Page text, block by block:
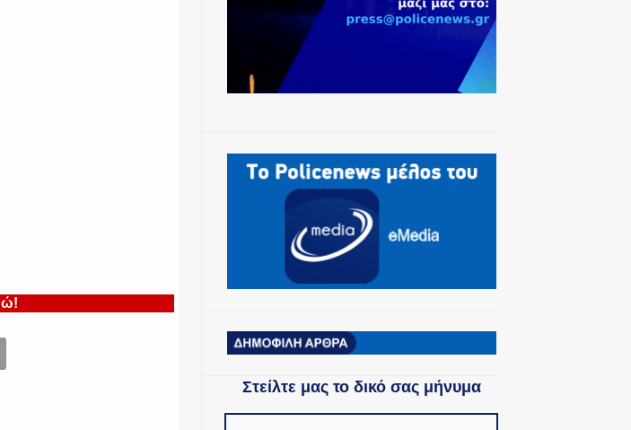
Στείλτε μας το δικό σας μήνυμα